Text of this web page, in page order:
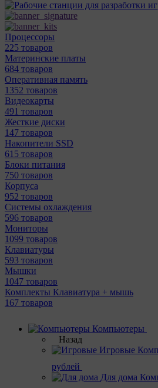
Процессоры
225 товаров
Материнcкие платы
684 товаров
Оперативная память
1352 товаров
Видеокарты
491 товаров
Жесткие диски
147 товаров
Накопители SSD
615 товаров
Блоки питания
750 товаров
Корпуса
952 товаров
Системы охлаждения
596 товаров
Мониторы
1099 товаров
Клавиатуры
593 товаров
Мышки
1047 товаров
Комплекты Клавиатура + мышь
167 товаров
Компьютеры
Назад
Игровые
рублей
Для дома